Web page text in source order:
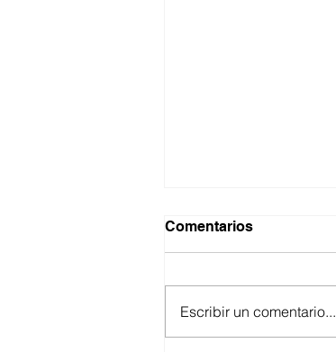
Comentarios
Escribir un comentario...